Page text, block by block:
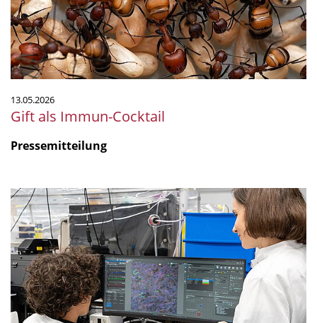
13.05.2026
Gift als Immun-Cocktail
Pressemitteilung
"Are
non-
antibiotic
drugs
contributing
to
antimicrobial
resistance?"